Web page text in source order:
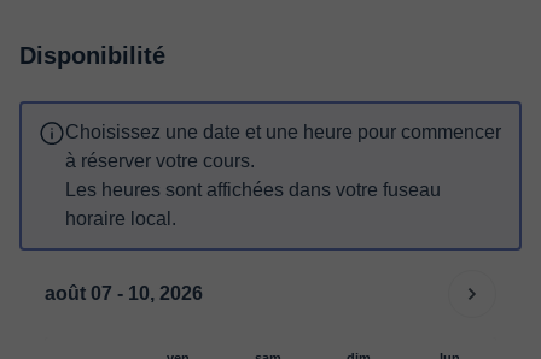
Disponibilité
Choisissez une date et une heure pour commencer
à réserver votre cours.
Les heures sont affichées dans votre fuseau
horaire local.
août 07 - 10, 2026